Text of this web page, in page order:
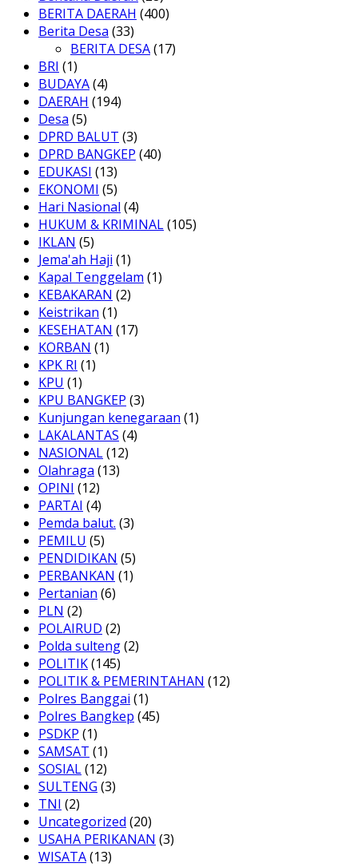
BERITA DAERAH (400)
Berita Desa (33)
BERITA DESA(17)
BRI (1)
BUDAYA(4)
DAERAH (194)
Desa (5)
DPRD BALUT (3)
DPRD BANGKEP (40)
EDUKASI (13)
EKONOMI (5)
Hari Nasional (4)
HUKUM & KRIMINAL(105)
IKLAN (5)
Jema'ah Haji (1)
Kapal Tenggelam (1)
KEBAKARAN (2)
Keistrikan (1)
KESEHATAN (17)
KORBAN (1)
KPK RI (1)
KPU (1)
KPU BANGKEP (3)
Kunjungan kenegaraan (1)
LAKALANTAS (4)
NASIONAL(12)
Olahraga (13)
OPINI (12)
PARTAI (4)
Pemda balut. (3)
PEMILU (5)
PENDIDIKAN (5)
PERBANKAN (1)
Pertanian (6)
PLN (2)
POLAIRUD (2)
Polda sulteng(2)
POLITIK(145)
POLITIK & PEMERINTAHAN (12)
Polres Banggai (1)
Polres Bangkep (45)
PSDKP (1)
SAMSAT (1)
SOSIAL(12)
SULTENG (3)
TNI (2)
Uncategorized (20)
USAHA PERIKANAN (3)
WISATA(13)